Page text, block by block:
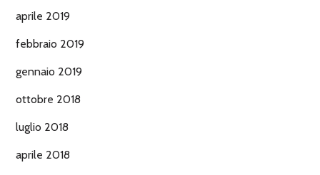
aprile 2019
febbraio 2019
gennaio 2019
ottobre 2018
luglio 2018
aprile 2018